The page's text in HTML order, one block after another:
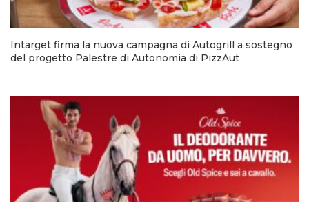
Intarget firma la nuova campagna di Autogrill a sostegno
del progetto Palestre di Autonomia di PizzAut